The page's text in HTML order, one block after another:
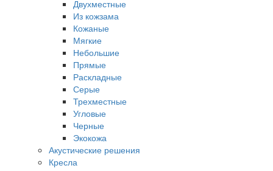
Двухместные
Из кожзама
Кожаные
Мягкие
Небольшие
Прямые
Раскладные
Серые
Трехместные
Угловые
Черные
Экокожа
Акустические решения
Кресла